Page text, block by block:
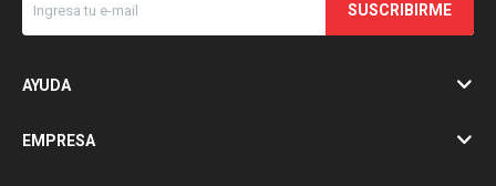
SUSCRIBIRME
AYUDA
EMPRESA